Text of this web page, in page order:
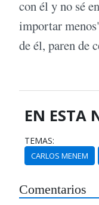
con él y no sé
importar
de él, paren de
EN ESTA
TEMAS:
CARLOS MENEM
Comentarios